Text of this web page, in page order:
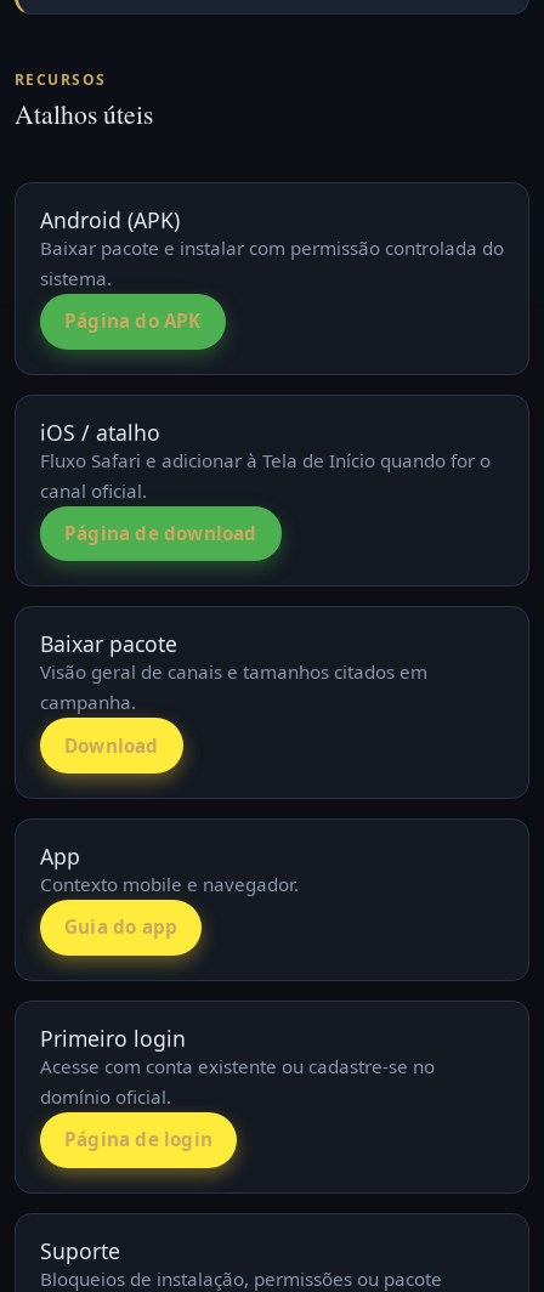
RECURSOS
Atalhos úteis
Android (APK)
Baixar pacote e instalar com permissão controlada do
sistema.
Página do APK
iOS / atalho
Fluxo Safari e adicionar à Tela de Início quando for o
canal oficial.
Página de download
Baixar pacote
Visão geral de canais e tamanhos citados em
campanha.
Download
App
Contexto mobile e navegador.
Guia do app
Primeiro login
Acesse com conta existente ou cadastre-se no
domínio oficial.
Página de login
Suporte
Bloqueios de instalação, permissões ou pacote